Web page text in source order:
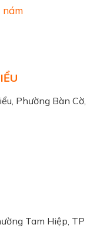
nám
Phường Bàn Cờ,
Tam Hiệp, TP